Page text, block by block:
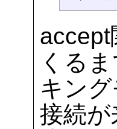
accept
くる
キン
接続